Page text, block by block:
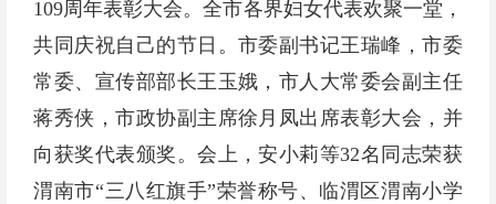
109周年表彰大会。全市各界妇女代表欢聚一堂，
共同庆祝自己的节日。市委副书记王瑞峰，市委
常委、宣传部部长王玉娥，市人大常委会副主任
蒋秀侠，市政协副主席徐月凤出席表彰大会，并
向获奖代表颁奖。会上，安小莉等32名同志荣获
渭南市“三八红旗手”荣誉称号、临渭区渭南小学